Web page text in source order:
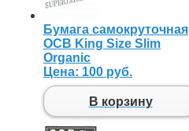
Бумага самокруточная
OCB King Size Slim
Organic
Цена: 100 руб.
В корзину